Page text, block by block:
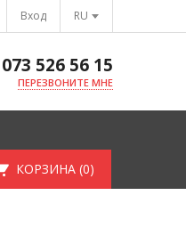
RU
Вход
526 56 15
ПЕРЕЗВОНИТЕ МНЕ
КОРЗИНА (0)